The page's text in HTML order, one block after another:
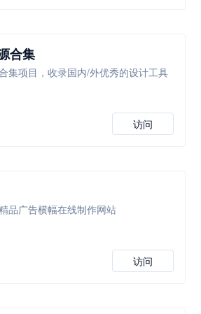
合集
集项目，收录国内/外优秀的设计工具
访问
品广告横幅在线制作网站
访问